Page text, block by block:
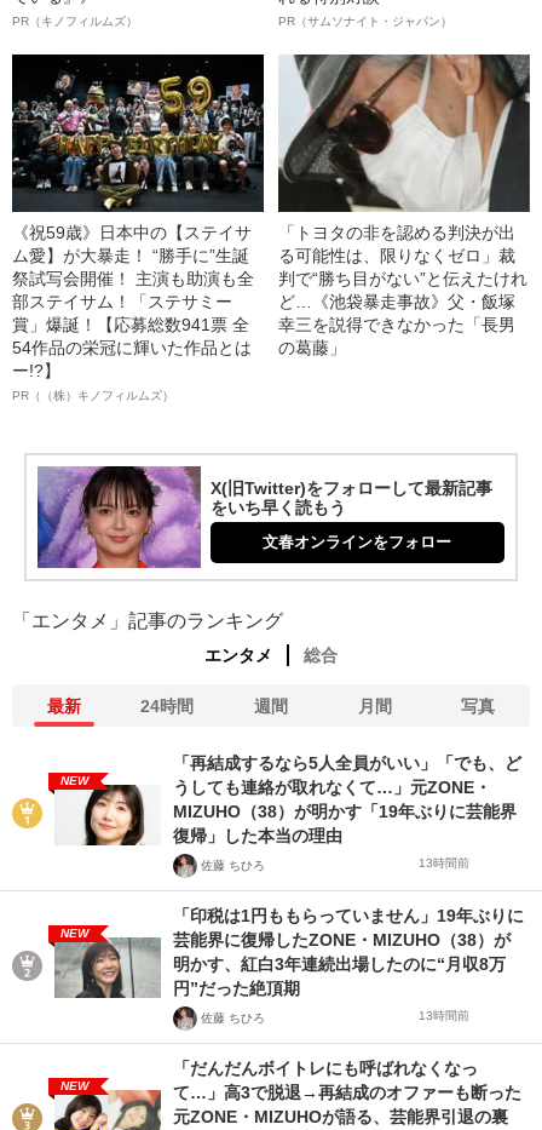
PR（キノフィルムズ） PR（サムソナイト・ジャパン）
《祝59歳》日本中の【ステイサ
ム愛】が大暴走！ “勝手に”生誕
祭試写会開催！ 主演も助演も全
部ステイサム！「ステサミー
賞」爆誕！【応募総数941票 全
54作品の栄冠に輝いた作品とは
ー!?】
PR（（株）キノフィルムズ）
「トヨタの非を認める判決が出
る可能性は、限りなくゼロ」裁
判で“勝ち目がない”と伝えたけれ
ど…《池袋暴走事故》父・飯塚
幸三を説得できなかった「長男
の葛藤」
X(旧Twitter)をフォローして最新記事
をいち早く読もう
文春オンラインをフォロー
「エンタメ」記事のランキング
エンタメ 総合
最新 24時間 週間 月間 写真
NEW
「再結成するなら5人全員がいい」「でも、ど
うしても連絡が取れなくて…」元ZONE・
MIZUHO（38）が明かす「19年ぶりに芸能界
復帰」した本当の理由
佐藤 ちひろ 13時間前
NEW
「印税は1円ももらっていません」19年ぶりに
芸能界に復帰したZONE・MIZUHO（38）が
明かす、紅白3年連続出場したのに“月収8万
円”だった絶頂期
佐藤 ちひろ 13時間前
NEW
「だんだんボイトレにも呼ばれなくなっ
て…」高3で脱退→再結成のオファーも断った
元ZONE・MIZUHOが語る、芸能界引退の裏